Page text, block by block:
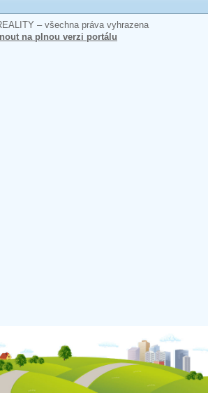
– všechna práva vyhrazena
na plnou verzi portálu